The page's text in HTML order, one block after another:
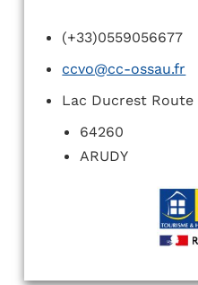
(+33)0559056677
ccvo@cc-ossau.fr
Lac Ducrest Route
64260
ARUDY